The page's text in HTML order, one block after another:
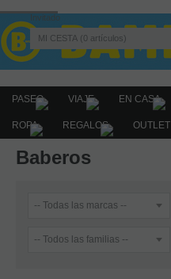
Invitado
MI CESTA 0 artículos
PASEO VIAJE EN CASA
ROPA REGALOS OUTLET
Home Baberos
Baberos